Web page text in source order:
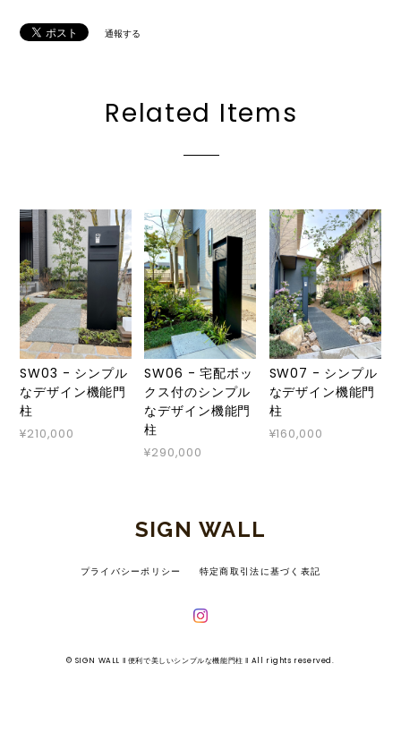
通報する
Related Items
SW03 - シンプル
なデザイン機能門
柱
¥210,000
SW06 - 宅配ボッ
クス付のシンプル
なデザイン機能門
柱
¥290,000
SW07 - シンプル
なデザイン機能門
柱
¥160,000
SIGN WALL
プライバシーポリシー 特定商取引法に基づく表記
© SIGN WALL ‖ 便利で美しいシンプルな機能門柱 ‖ All rights reserved.